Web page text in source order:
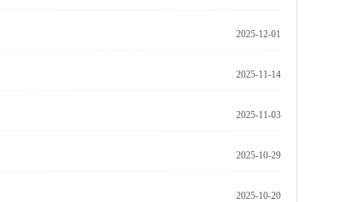
2025-12-01
2025-11-14
2025-11-03
2025-10-29
2025-10-20